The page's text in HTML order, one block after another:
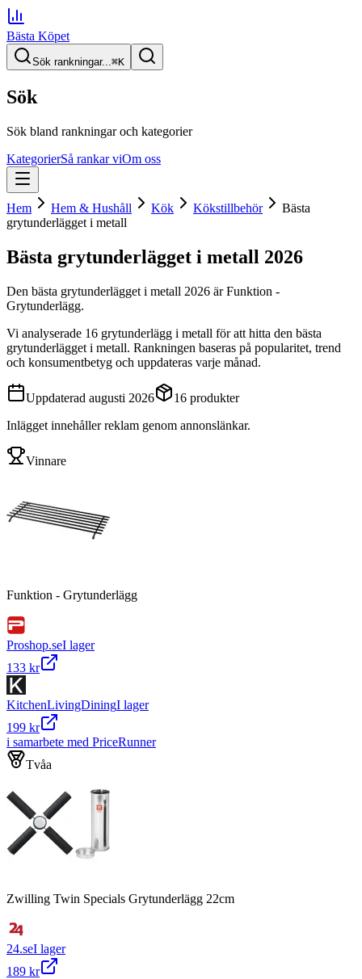
Bästa Köpet
Sök rankningar...⌘K
Sök
Sök bland rankningar och kategorier
KategorierSå rankar viOm oss
Hem Hem & Hushåll Kök Kökstillbehör
Bästa
grytunderlägget i metall
Bästa grytunderlägget i metall 2026
Den bästa grytunderlägget i metall 2026 ärFunktion -
Grytunderlägg.
Vi analyserade 16 grytunderlägg i metall för att hitta den bästa
grytunderlägget i metall. Rankningen baseras på popularitet, trend
och konsumentbetyg och uppdateras varje månad.
Uppdaterad augusti 2026 16 produkter
Inlägget innehåller reklam genom annonslänkar.
Vinnare
Funktion - Grytunderlägg
Proshop.seI lager
133 kr
KitchenLivingDiningI lager
199 kr
i samarbete med PriceRunner
Tvåa
Zwilling Twin Specials Grytunderlägg 22cm
24.seI lager
189 kr